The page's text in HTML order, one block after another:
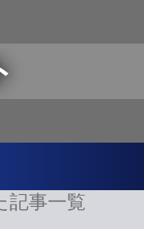
記事一覧